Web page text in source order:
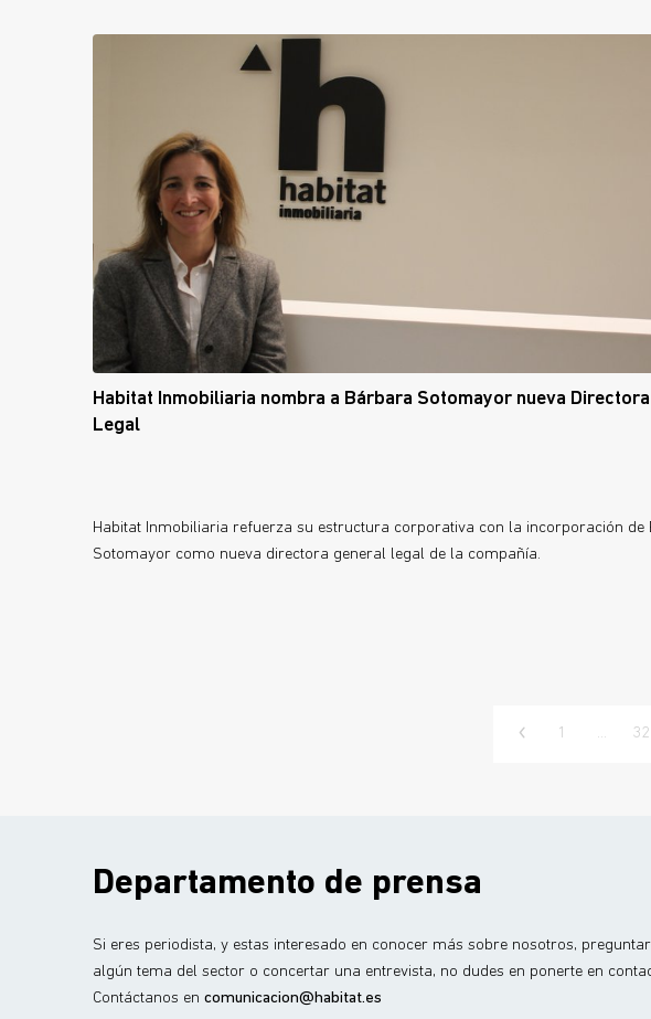
Habitat Inmobiliaria nombra a Bárbara Sotomayor nueva
Legal
Habitat Inmobiliaria refuerza su estructura corporativa con la incorporación de
Sotomayor como nueva directora general legal de la compañía.
1 … 32
Departamento de prensa
Si eres periodista, y estas interesado en conocer más sobre nosotros,
algún tema del sector o concertar una entrevista, no dudes en ponerte en
Contáctanos en comunicacion@habitat.es